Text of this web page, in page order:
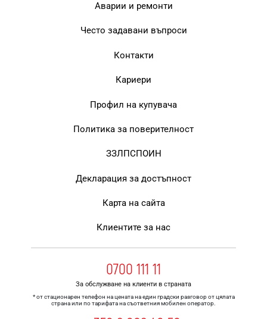
Аварии и ремонти
Често задавани въпроси
Контакти
Кариери
Профил на купувача
Политика за поверителност
ЗЗЛПСПОИН
Декларация за достъпност
Карта на сайта
Клиентите за нас
0700 111 11
За обслужване на клиенти в страната
* от стационарен телефон на цената на един градски разговор от цялата
страна или по тарифата на съответния мобилен оператор.